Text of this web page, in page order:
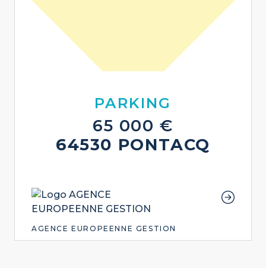
PARKING
65 000 €
64530 PONTACQ
AGENCE EUROPEENNE GESTION